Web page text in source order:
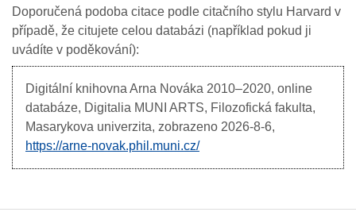
Doporučená podoba citace podle citačního stylu Harvard v
případě, že citujete celou databázi (například pokud ji
uvádíte v poděkování):
Digitální knihovna Arna Nováka 2010–2020, online
databáze, Digitalia MUNI ARTS, Filozofická fakulta,
Masarykova univerzita, zobrazeno 2026-8-6,
https://arne-novak.phil.muni.cz/